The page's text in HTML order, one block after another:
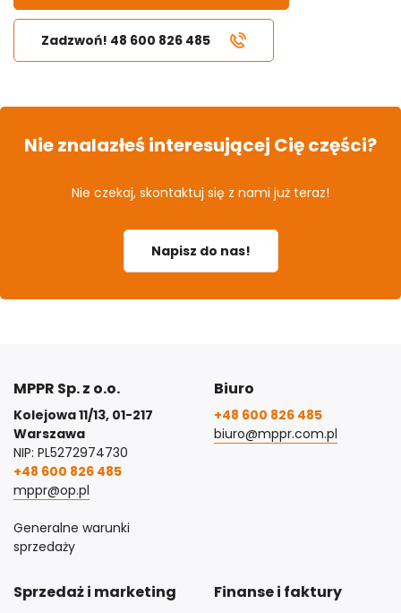
Zadzwoń! 48 600 826 485
Nie znalazłeś interesującej Cię części?
Nie czekaj, skontaktuj się z nami już teraz!
Napisz do nas!
MPPR Sp. z o.o.
Kolejowa 11/13, 01-217
Warszawa
NIP: PL5272974730
+48 600 826 485
mppr@op.pl
Generalne warunki
sprzedaży
Biuro
+48 600 826 485
biuro@mppr.com.pl
Sprzedaż i marketing Finanse i faktury